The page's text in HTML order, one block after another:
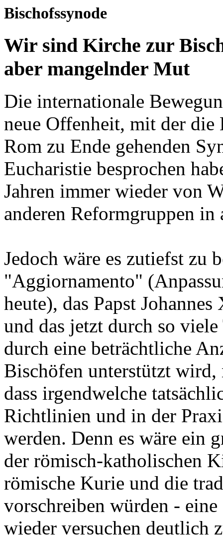
Bischofssynode
Wir sind Kirche zur
aber mangelnder Mut
Die internationale
neue Offenheit, mit der die
Rom zu Ende gehenden
Eucharistie besprochen
Jahren immer wieder von
anderen Reformgruppen
Jedoch wäre es zutiefst zu
"Aggiornamento"
heute), das Papst
und das jetzt durch so
durch eine beträchtliche
Bischöfen unterstützt wird,
dass irgendwelche
Richtlinien und in der
werden. Denn es wäre ein
der römisch-katholischen
römische Kurie und die
vorschreiben würden -
wieder versuchen deutlich